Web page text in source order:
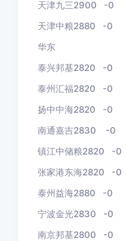
天津九三2900 -0
天津中粮2880 -0
华东
泰兴邦基2820 -0
泰州汇福2820 -0
扬中中海2820 -0
南通嘉吉2830 -0
镇江中储粮2820 -0
张家港东海2820 -0
泰州益海2880 -0
宁波金光2830 -0
南京邦基2800 -0